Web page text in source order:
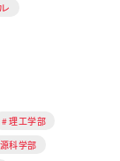
理工学部
科学部